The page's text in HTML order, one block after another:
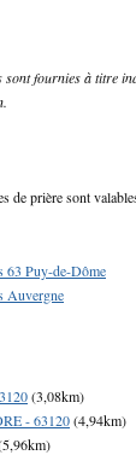
sont fournies à titre
de prière sont
63 Puy-de-Dôme
Auvergne
(3,08km)
- 63120(4,94km)